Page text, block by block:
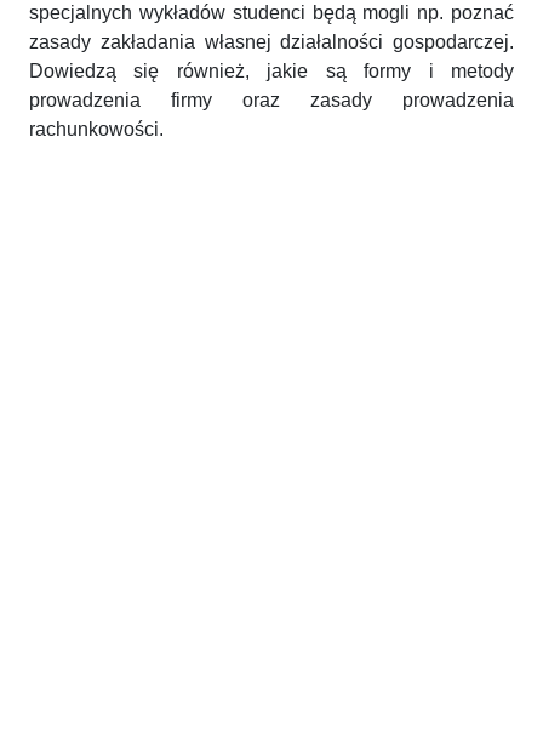
specjalnych wykładów studenci będą mogli np. poznać
zasady zakładania własnej działalności gospodarczej.
Dowiedzą się również, jakie są formy i metody
prowadzenia firmy oraz zasady prowadzenia
rachunkowości.